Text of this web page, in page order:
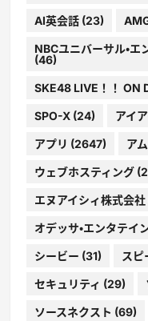
AI英会話(23)
NBCユニバーサル・
(46)
SKE48 LIVE！！ ON
SPO-X(24) アイ
アプリ (2647) ア
ウェブホスティング
エヌアイシィ株式会社
オデッサ・エンタテイ
シービー (31) スピ
セキュリティ (29)
ソースネクスト (69)